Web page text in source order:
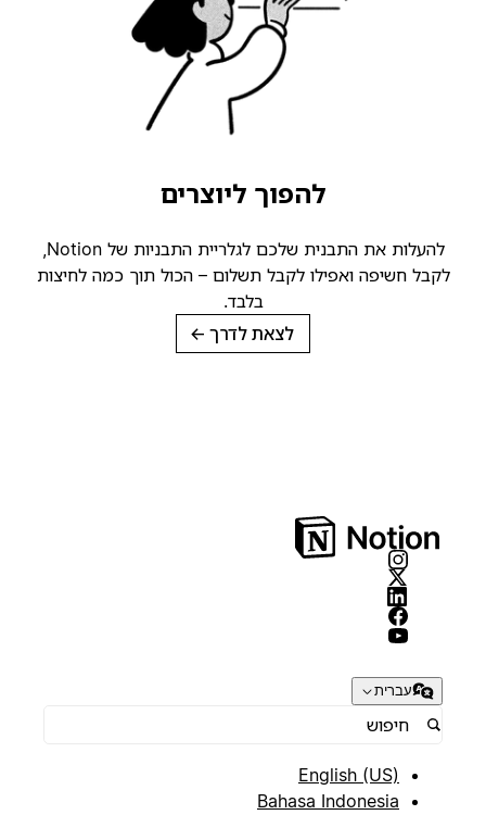
להפוך ליוצרים
להעלות את התבנית שלכם לגלריית התבניות של Notion,
לקבל חשיפה ואפילו לקבל תשלום – הכול תוך כמה לחיצות
בלבד.
לצאת לדרך→
עברית
English (US)
Bahasa Indonesia